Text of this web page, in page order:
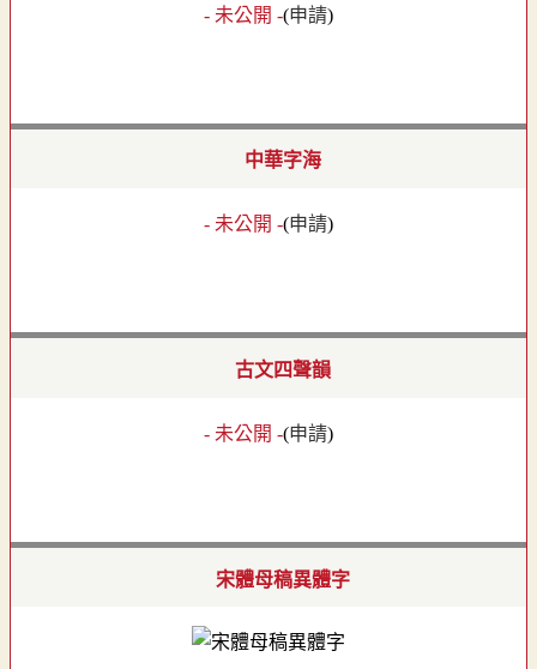
- 未公開 -(申請)
中華字海
- 未公開 -(申請)
古文四聲韻
- 未公開 -(申請)
宋體母稿異體字